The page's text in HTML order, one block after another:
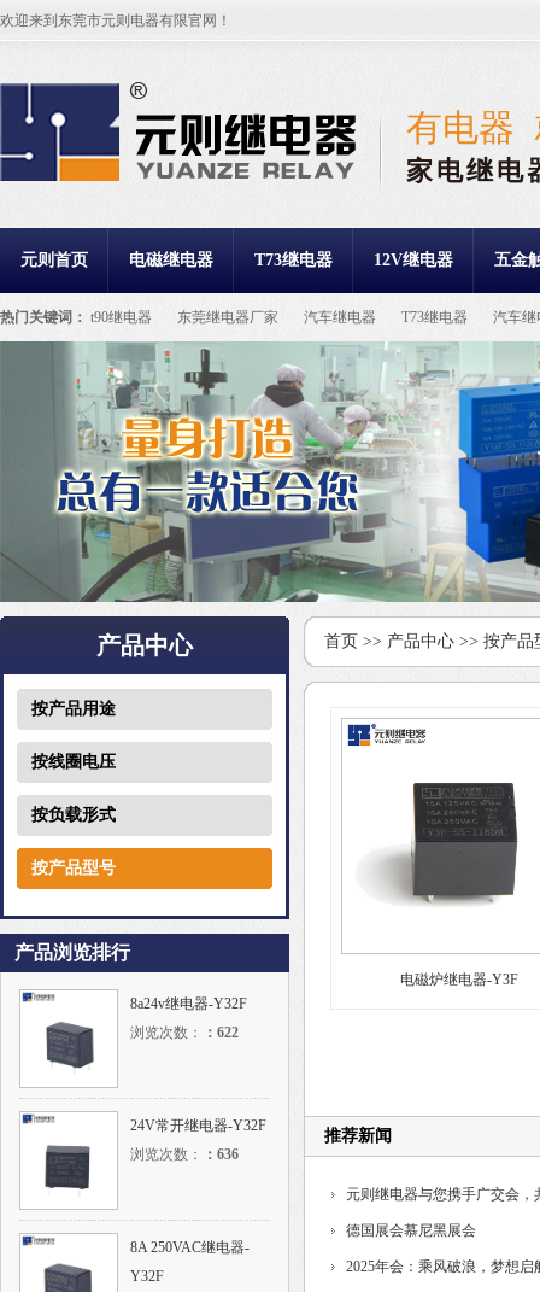
欢迎来到东莞市元则电器有限官网！
有电器
家电继电
元则首页 电磁继电器 T73继电器 12V继电器 五金
热门关键词： t90继电器 东莞继电器厂家 汽车继电器 T73继电器
汽车继
继电器
产品中心
按产品用途
按线圈电压
按负载形式
按产品型号
产品浏览排行
8a24v继电器-Y32F
浏览次数：
： 622
24V常开继电器-Y32F
浏览次数：
： 636
8A 250VAC继电器-
Y32F
首页 >> 产品中心 >> 按产品
电磁炉继电器-Y3F
推荐新闻
元则继电器与您携手广交会，
德国展会慕尼黑展会
2025年会：乘风破浪，梦想启